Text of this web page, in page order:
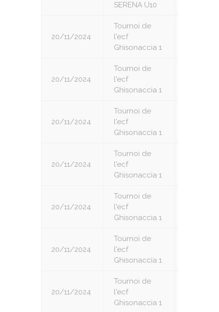
SERENA U10
20/11/2024
Tournoi de
l'ecf
Ghisonaccia 1
20/11/2024
Tournoi de
l'ecf
Ghisonaccia 1
20/11/2024
Tournoi de
l'ecf
Ghisonaccia 1
20/11/2024
Tournoi de
l'ecf
Ghisonaccia 1
20/11/2024
Tournoi de
l'ecf
Ghisonaccia 1
20/11/2024
Tournoi de
l'ecf
Ghisonaccia 1
20/11/2024
Tournoi de
l'ecf
Ghisonaccia 1